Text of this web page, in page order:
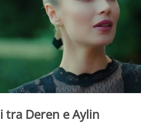
tra Deren e Aylin